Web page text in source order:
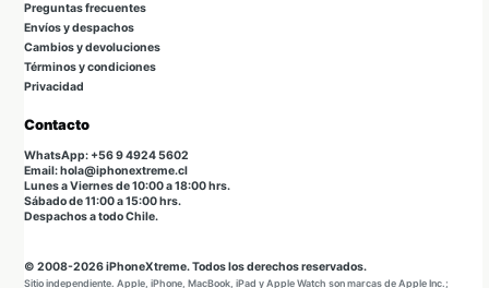
Preguntas frecuentes
Envíos y despachos
Cambios y devoluciones
Términos y condiciones
Privacidad
Contacto
WhatsApp: +56 9 4924 5602
Email: hola@iphonextreme.cl
Lunes a Viernes de 10:00 a 18:00 hrs.
Sábado de 11:00 a 15:00 hrs.
Despachos a todo Chile.
© 2008-2026 iPhoneXtreme. Todos los derechos reservados.
Sitio independiente. Apple, iPhone, MacBook, iPad y Apple Watch son marcas de Apple Inc.;